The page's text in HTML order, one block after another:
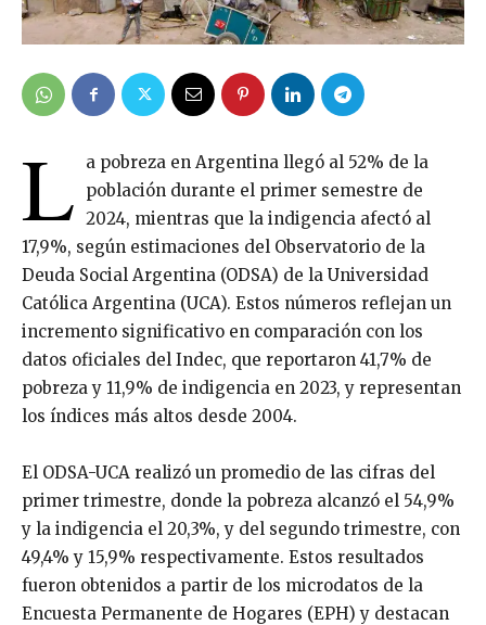
L
a pobreza en Argentina llegó al 52% de la
población durante el primer semestre de
2024, mientras que la indigencia afectó al
17,9%, según estimaciones del Observatorio de la
Deuda Social Argentina (ODSA) de la Universidad
Católica Argentina (UCA). Estos números reflejan un
incremento significativo en comparación con los
datos oficiales del Indec, que reportaron 41,7% de
pobreza y 11,9% de indigencia en 2023, y representan
los índices más altos desde 2004.
El ODSA-UCA realizó un promedio de las cifras del
primer trimestre, donde la pobreza alcanzó el 54,9%
y la indigencia el 20,3%, y del segundo trimestre, con
49,4% y 15,9% respectivamente. Estos resultados
fueron obtenidos a partir de los microdatos de la
Encuesta Permanente de Hogares (EPH) y destacan